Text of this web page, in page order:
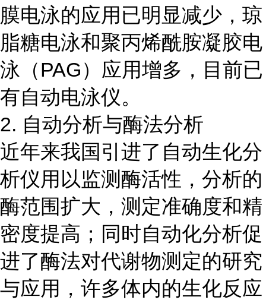
膜电泳的应用已明显减少，琼
脂糖电泳和聚丙烯酰胺凝胶电
泳（PAG）应用增多，目前已
有自动电泳仪。
2. 自动分析与酶法分析
近年来我国引进了自动生化分
析仪用以监测酶活性，分析的
酶范围扩大，测定准确度和精
密度提高；同时自动化分析促
进了酶法对代谢物测定的研究
与应用，许多体内的生化反应